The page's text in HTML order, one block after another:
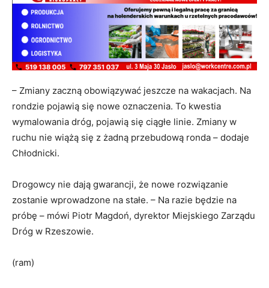
– Zmiany zaczną obowiązywać jeszcze na wakacjach. Na
rondzie pojawią się nowe oznaczenia. To kwestia
wymalowania dróg, pojawią się ciągłe linie. Zmiany w
ruchu nie wiążą się z żadną przebudową ronda – dodaje
Chłodnicki.
Drogowcy nie dają gwarancji, że nowe rozwiązanie
zostanie wprowadzone na stałe. – Na razie będzie na
próbę – mówi Piotr Magdoń, dyrektor Miejskiego Zarządu
Dróg w Rzeszowie.
(ram)